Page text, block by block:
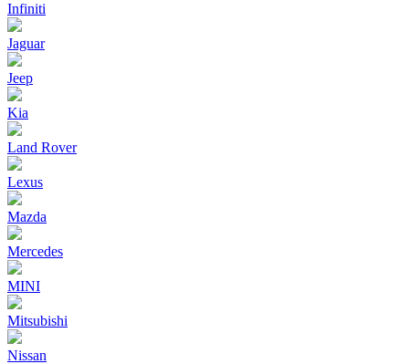
Infiniti
Jaguar
Jeep
Kia
Land Rover
Lexus
Mazda
Mercedes
MINI
Mitsubishi
Nissan